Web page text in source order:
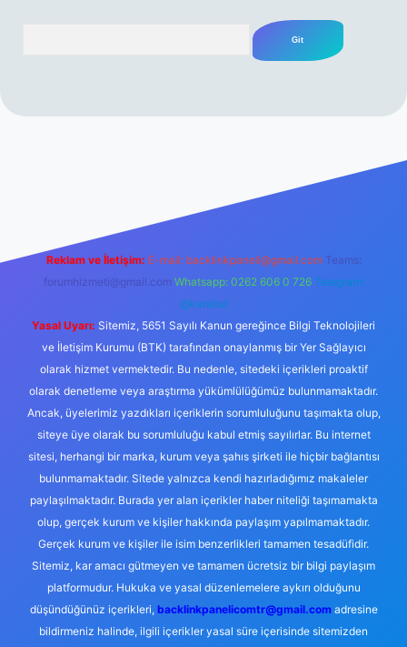
Reklam ve İletişim: E-mail: backlinkpaneli@gmail.com Teams:
forumhizmeti@gmail.com Whatsapp: 0262 606 0 726 Telegram:
@karabul
Yasal Uyarı: Sitemiz, 5651 Sayılı Kanun gereğince Bilgi Teknolojileri
ve İletişim Kurumu (BTK) tarafından onaylanmış bir Yer Sağlayıcı
olarak hizmet vermektedir. Bu nedenle, sitedeki içerikleri proaktif
olarak denetleme veya araştırma yükümlülüğümüz bulunmamaktadır.
Ancak, üyelerimiz yazdıkları içeriklerin sorumluluğunu taşımakta olup,
siteye üye olarak bu sorumluluğu kabul etmiş sayılırlar. Bu internet
sitesi, herhangi bir marka, kurum veya şahıs şirketi ile hiçbir bağlantısı
bulunmamaktadır. Sitede yalnızca kendi hazırladığımız makaleler
paylaşılmaktadır. Burada yer alan içerikler haber niteliği taşımamakta
olup, gerçek kurum ve kişiler hakkında paylaşım yapılmamaktadır.
Gerçek kurum ve kişiler ile isim benzerlikleri tamamen tesadüfidir.
Sitemiz, kar amacı gütmeyen ve tamamen ücretsiz bir bilgi paylaşım
platformudur. Hukuka ve yasal düzenlemelere aykırı olduğunu
düşündüğünüz içerikleri, backlinkpanelicomtr@gmail.comadresine
bildirmeniz halinde, ilgili içerikler yasal süre içerisinde sitemizden